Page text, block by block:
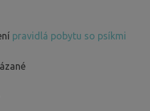
pravidlá pobytu so psíkmi